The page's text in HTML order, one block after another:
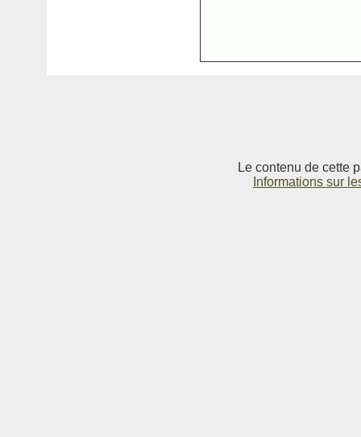
Le contenu de cette
Informations sur